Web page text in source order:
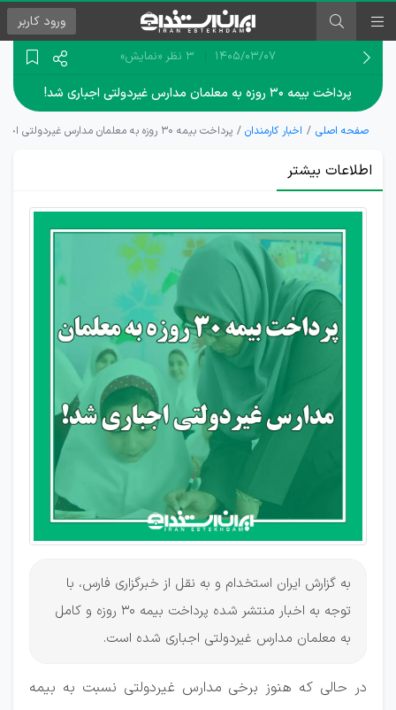
ورود کاربر
۱۴۰۵/۰۳/۰۷ 3 نظر «نمایش»
پرداخت بیمه ۳۰ روزه به معلمان مدارس غیردولتی اجباری شد!
صفحه اصلی اخبار کارمندان پرداخت بیمه ۳۰ روزه به معلمان مدارس غیردولتی اجباری شد!
اطلاعات بیشتر
تصویب
واریز
بیمه
کامل به
معلمان
غیردولتی
به گزارش ایران استخدام و به نقل از خبرگزاری فارس، با
توجه به اخبار منتشر شده پرداخت بیمه ۳۰ روزه و کامل
به معلمان مدارس غیردولتی اجباری شده است.
در حالی که هنوز برخی مدارس غیردولتی نسبت به بیمه